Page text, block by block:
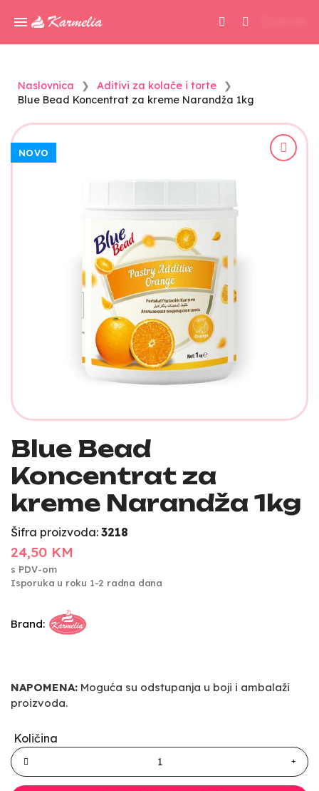
Naslovnica
Aditivi za kolače i torte
Blue Bead Koncentrat za kreme Narandža 1kg
NOVO
Blue Bead
Koncentrat za
kreme Narandža 1kg
Šifra proizvoda: 3218
24,50 KM
s PDV-om
Isporuka u roku 1-2 radna dana
Brand:
NAPOMENA: Moguća su odstupanja u boji i ambalaži
proizvoda.
Količina